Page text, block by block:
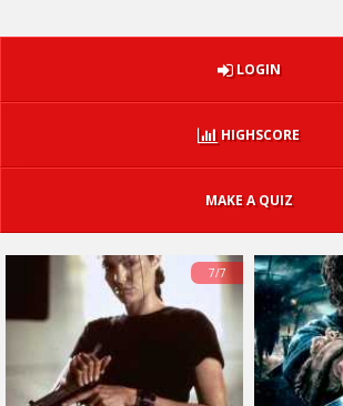
LOGIN
HIGHSCORE
MAKE A QUIZ
7/7